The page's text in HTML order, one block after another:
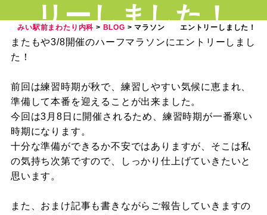
リーしました！
みい駅前まわたり内科 > BLOG > マラソン エントリーしました！
またもや3/8開催のハーフマラソンにエントリーしまし
た！
前回は練習時期が秋で、練習しやすい気候に恵まれ、
準備して本番を迎えることが出来ました。
今回は3月8日に開催されるため、練習時期が一番寒い
時期になります。
十分な準備ができるか不安ではありますが、そこは私
の気持ち次第ですので、しっかり仕上げていきたいと
思います。
また、おまけ記事も書きながらご報告していきますの